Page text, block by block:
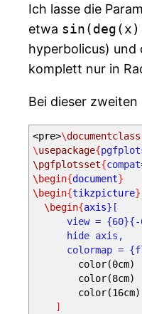
z buffer =
domain =
samples = 80,
variable =\u
]
{ \r*cos(u)}
{ \r*
\end{axis}
\end{tikzpicture}
\end{document}</
Ich lasse die
etwa
hyperbolicus) und
komplett nur in
Bei dieser
<pre>\documentclass
\usepackage{
\pgfplotsset{
\begin{document}
\begin{tikzpicture}
\begin{axis}[
view = {60}{-
hide axis,
colormap =
color(0cm) =
color(8cm) =
color(16cm) =
]